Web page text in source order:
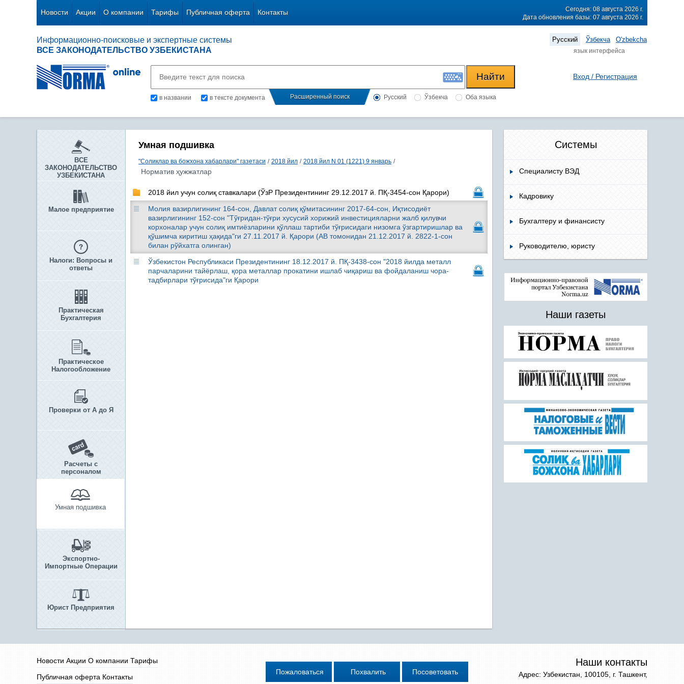
Новости Акции О компании Тарифы Публичная оферта Контакты
Сегодня: 08 августа 2026 г.
Дата обновления базы: 07 августа 2026 г.
Информационно-поисковые и экспертные системы
ВСЕ ЗАКОНОДАТЕЛЬСТВО УЗБЕКИСТАНА
Русский Ўзбекча O'zbekcha
язык интерфейса
в названии в тексте документа Расширенный поиск Русский Ўзбекча Оба языка
Вход / Регистрация
ВСЕ
ЗАКОНОДАТЕЛЬСТВО
УЗБЕКИСТАНА
Малое предприятие
Налоги: Вопросы и
ответы
Практическая
Бухгалтерия
Практическое
Налогообложение
Проверки от А до Я
Расчеты с
персоналом
Умная подшивка
Экспортно-
Импортные Операции
Юрист Предприятия
Умная подшивка
"Соликлар ва божхона хабарлари" газетаси / 2018 йил / 2018 йил N 01 (1221) 9 январь /
Норматив ҳужжатлар
2018 йил учун солиқ ставкалари (ЎзР Президентининг 29.12.2017 й. ПҚ-3454-сон Қарори)
Молия вазирлигининг 164-сон, Давлат солиқ қўмитасининг 2017-64-сон, Иқтисодиёт
вазирлигининг 152-сон "Тўғридан-тўғри хусусий хорижий инвестицияларни жалб қилувчи
корхоналар учун солиқ имтиёзларини қўллаш тартиби тўғрисидаги низомга ўзгартиришлар ва
қўшимча киритиш ҳақида"ги 27.11.2017 й. Қарори (АВ томонидан 21.12.2017 й. 2822-1-сон
билан рўйхатга олинган)
Ўзбекистон Республикаси Президентининг 18.12.2017 й. ПҚ-3438-сон "2018 йилда металл
парчаларини тайёрлаш, қора металлар прокатини ишлаб чиқариш ва фойдаланиш чора-
тадбирлари тўғрисида"ги Қарори
Системы
Специалисту ВЭД
Кадровику
Бухгалтеру и финансисту
Руководителю, юристу
Наши газеты
Новости Акции О компании Тарифы
Публичная оферта Контакты
Наши контакты
Адрес: Узбекистан, 100105, г. Ташкент,